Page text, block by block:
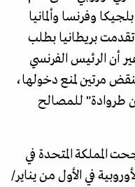
وفرنسا وألمانيا
بريطانيا بطلب
إلى الجماعة عام 1961، غير أن الرئيس الفرنسي
مرتين لمنع دخولها،
طروادة" للمصالح
المملكة المتحدة في
في الأول من يناير/